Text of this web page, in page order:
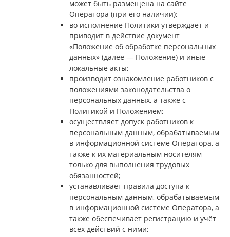
может быть размещена на сайте
Оператора (при его наличии);
во исполнение Политики утверждает и
приводит в действие документ
«Положение об обработке персональных
данных» (далее — Положение) и иные
локальные акты;
производит ознакомление работников с
положениями законодательства о
персональных данных, а также с
Политикой и Положением;
осуществляет допуск работников к
персональным данным, обрабатываемым
в информационной системе Оператора, а
также к их материальным носителям
только для выполнения трудовых
обязанностей;
устанавливает правила доступа к
персональным данным, обрабатываемым
в информационной системе Оператора, а
также обеспечивает регистрацию и учёт
всех действий с ними;